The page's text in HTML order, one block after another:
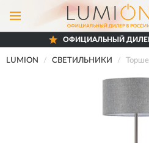
ОФИЦИАЛЬНЫЙ
LUMION СВЕТИЛЬНИКИ